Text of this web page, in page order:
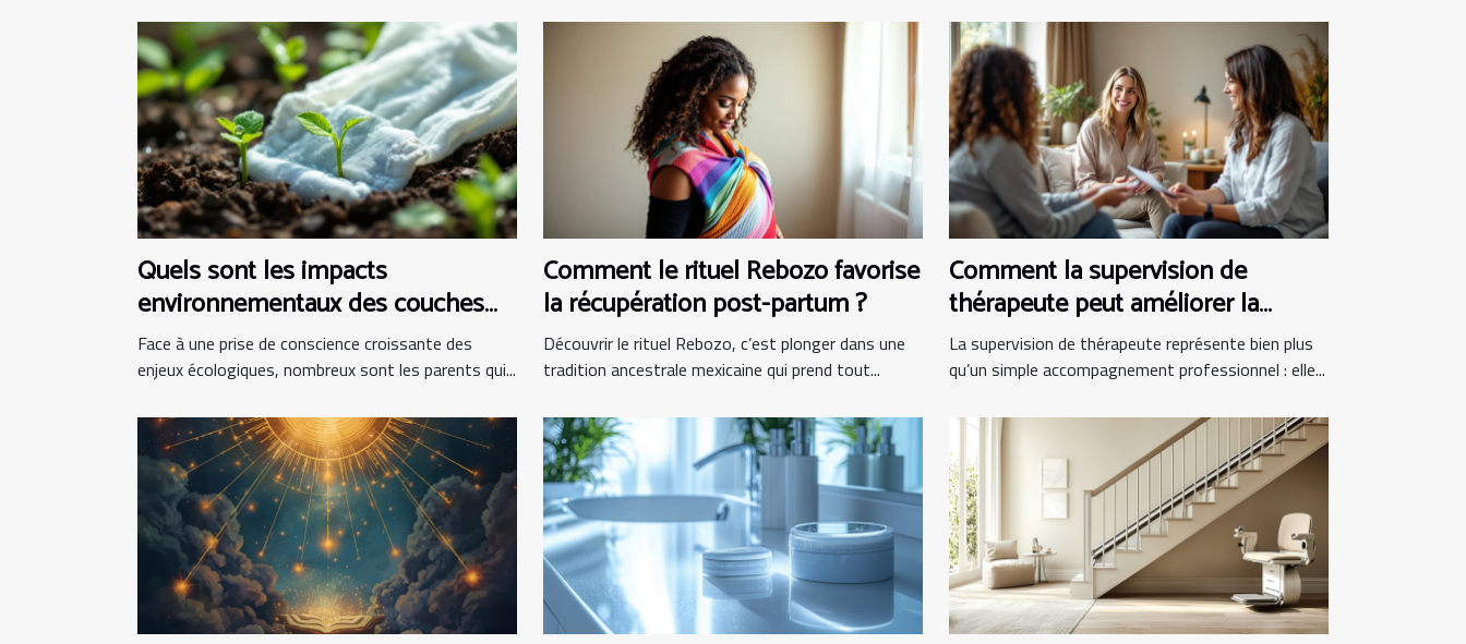
Quels sont les impacts
environnementaux des couches
bio ?
Face à une prise de conscience croissante des
enjeux écologiques, nombreux sont les parents qui...
Comment le rituel Rebozo favorise
la récupération post-partum ?
Découvrir le rituel Rebozo, c’est plonger dans une
tradition ancestrale mexicaine qui prend tout...
Comment la supervision de
thérapeute peut améliorer la
pratique clinique
La supervision de thérapeute représente bien plus
qu’un simple accompagnement professionnel : elle...